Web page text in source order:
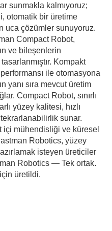
sunmakla kalmıyoruz;
otomatik bir üretime
uca çözümler sunuyoruz.
Compact Robot,
ve bileşenlerin
Kompakt
ile otomasyona
yanı sıra mevcut üretim
Compact Robot, sınırlı
yüzey kalitesi, hızlı
sunar.
içi mühendisliği ve küresel
Robotics, yüzey
isteyen üreticiler
Robotics — Tek ortak.
üretildi.